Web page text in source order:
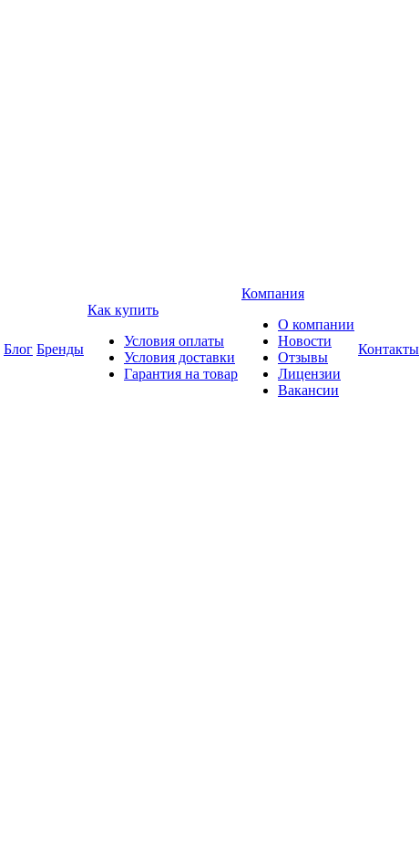
Блог Бренды
Как купить
Условия оплаты
Условия доставки
Гарантия на товар
Компания
О компании
Новости
Отзывы
Лицензии
Вакансии
Контакты